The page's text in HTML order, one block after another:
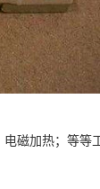
磁加热；等等